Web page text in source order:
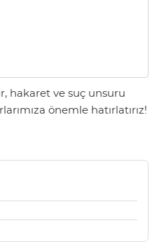
hakaret ve suç unsuru
önemle hatırlatırız!